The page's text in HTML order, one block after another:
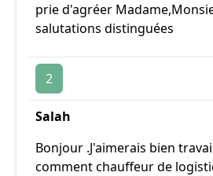
prie d'agréer
salutations distinguées
2
Salah
Bonjour .J'aimerais bien
comment chauffeur de